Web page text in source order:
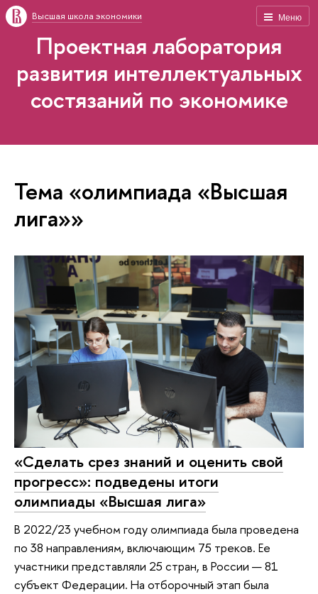
Меню
Высшая школа экономики
Проектная лаборатория
развития интеллектуальных
состязаний по экономике
Тема «олимпиада «Высшая
лига»»
«Сделать срез знаний и оценить свой
прогресс»: подведены итоги
олимпиады «Высшая лига»
В 2022/23 учебном году олимпиада была проведена
по 38 направлениям, включающим 75 треков. Ее
участники представляли 25 стран, в России — 81
субъект Федерации. На отборочный этап была